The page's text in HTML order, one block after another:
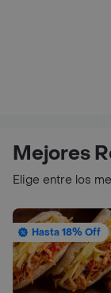
Mejores
Elige entre los
Hasta 18% Off